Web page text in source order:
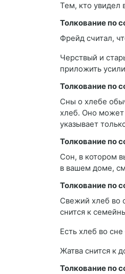
Тем, кто увидел
Толкование по
Фрейд считал,
Черствый и
приложить
Толкование по
Сны о хлебе
хлеб. Оно может
указывает
Толкование по
Сон, в котором
в вашем доме,
Толкование по
Свежий хлеб во
снится к
Есть хлеб во
Жатва снится к
Толкование по